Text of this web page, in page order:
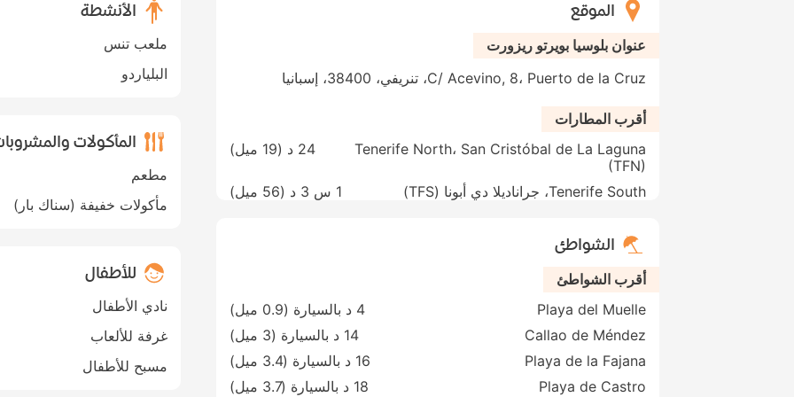
الموقع
عنوان بلوسيا بويرتو ريزورت
C/ Acevino, 8، Puerto de la Cruz، تنريفي، 38400، إسبانيا
أقرب المطارات
Tenerife North، San Cristóbal de La Laguna
(TFN)
24 د ( 19 ميل )
Tenerife South، جراناديلا دي أبونا (TFS) 1 س 3 د ( 56 ميل )
الشواطئ
أقرب الشواطئ
Playa del Muelle
4 د بالسيارة (0.9 ميل)
Callao de Méndez
14 د بالسيارة (3 ميل)
Playa de la Fajana
16 د بالسيارة (3.4 ميل)
Playa de Castro
18 د بالسيارة (3.7 ميل)
الأنشطة
ملعب تنس
البلياردو
المأكولات
مطعم
مأكولات خفيفة (سناك بار)
للأطفال
نادي الأطفال
غرفة للألعاب
مسبح للأطفال